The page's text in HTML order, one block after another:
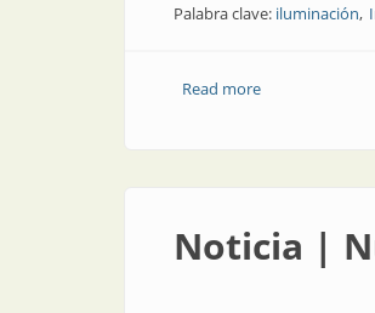
Palabra clave: iluminación
Read moreabout AADL |
Noticia |